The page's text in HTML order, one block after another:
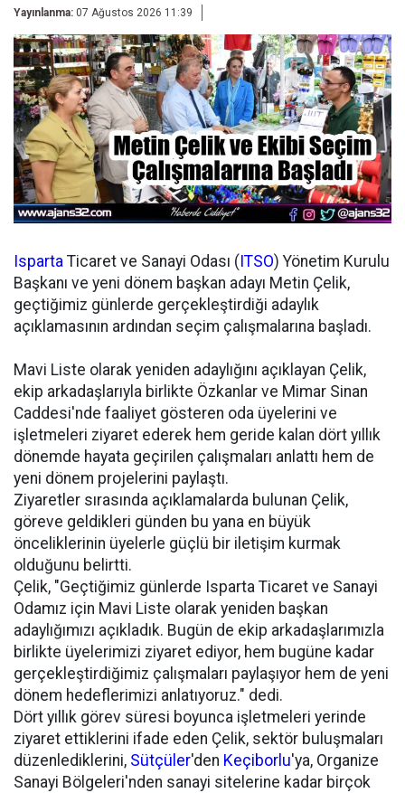
Yayınlanma: 07 Ağustos 2026 11:39
Isparta Ticaret ve Sanayi Odası (ITSO) Yönetim Kurulu
Başkanı ve yeni dönem başkan adayı Metin Çelik,
geçtiğimiz günlerde gerçekleştirdiği adaylık
açıklamasının ardından seçim çalışmalarına başladı.
Mavi Liste olarak yeniden adaylığını açıklayan Çelik,
ekip arkadaşlarıyla birlikte Özkanlar ve Mimar Sinan
Caddesi'nde faaliyet gösteren oda üyelerini ve
işletmeleri ziyaret ederek hem geride kalan dört yıllık
dönemde hayata geçirilen çalışmaları anlattı hem de
yeni dönem projelerini paylaştı.
Ziyaretler sırasında açıklamalarda bulunan Çelik,
göreve geldikleri günden bu yana en büyük
önceliklerinin üyelerle güçlü bir iletişim kurmak
olduğunu belirtti.
Çelik, "Geçtiğimiz günlerde Isparta Ticaret ve Sanayi
Odamız için Mavi Liste olarak yeniden başkan
adaylığımızı açıkladık. Bugün de ekip arkadaşlarımızla
birlikte üyelerimizi ziyaret ediyor, hem bugüne kadar
gerçekleştirdiğimiz çalışmaları paylaşıyor hem de yeni
dönem hedeflerimizi anlatıyoruz." dedi.
Dört yıllık görev süresi boyunca işletmeleri yerinde
ziyaret ettiklerini ifade eden Çelik, sektör buluşmaları
düzenlediklerini, Sütçüler'den Keçiborlu'ya, Organize
Sanayi Bölgeleri'nden sanayi sitelerine kadar birçok